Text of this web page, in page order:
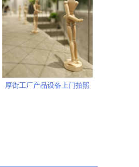
务指南
厚街工厂产品设备上门拍照